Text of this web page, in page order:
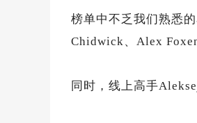
榜单中不乏我们熟悉
Chidwick、Alex
同时，线上高手